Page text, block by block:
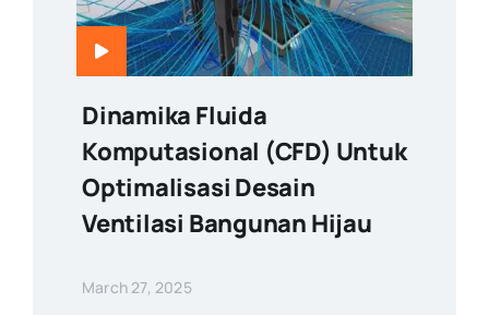
Dinamika Fluida
Komputasional (CFD) Untuk
Optimalisasi Desain
Ventilasi Bangunan Hijau
March 27, 2025